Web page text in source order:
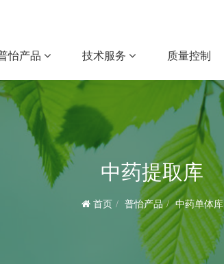
怡产品 技术服务 质量控制
中药提取库
首页 普怡产品 中药单体库